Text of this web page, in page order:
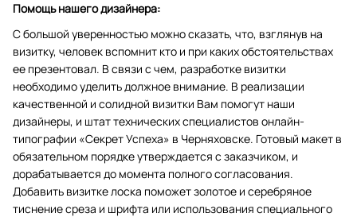
Помощь нашего дизайнера:
С большой уверенностью можно сказать, что, взглянув на
визитку, человек вспомнит кто и при каких обстоятельствах
ее презентовал. В связи с чем, разработке визитки
необходимо уделить должное внимание. В реализации
качественной и солидной визитки Вам помогут наши
дизайнеры, и штат технических специалистов онлайн-
типографии «Секрет Успеха» в Черняховске. Готовый макет в
обязательном порядке утверждается с заказчиком, и
дорабатывается до момента полного согласования.
Добавить визитке лоска поможет золотое и серебряное
тиснение среза и шрифта или использования специального